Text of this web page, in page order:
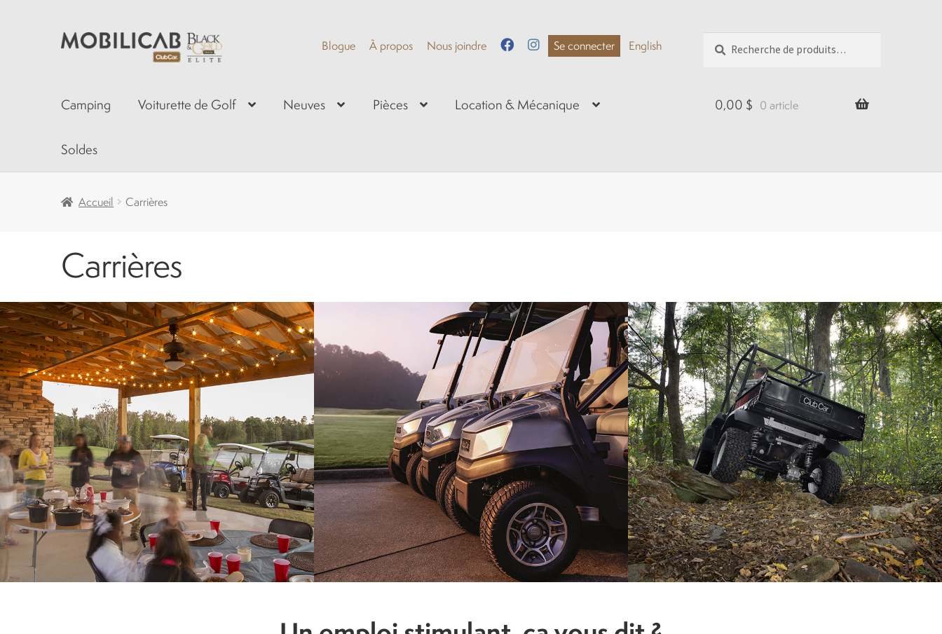
Aller
navigation
Aller
Blogue À propos Nous joindre Se connecter English
pour :
Camping Voiturette de Golf Neuves Pièces Location & Mécanique
Soldes
0,00 $ 0 article
Accueil Carrières
Carrières